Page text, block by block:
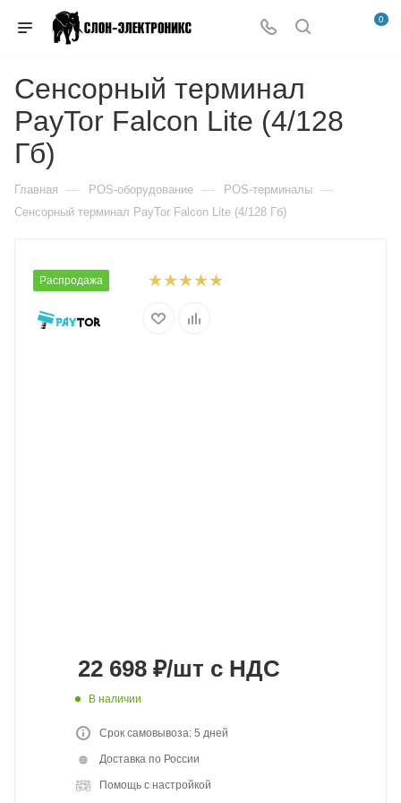
0
Сенсорный терминал
PayTor Falcon Lite (4/128
Гб)
Главная — POS-оборудование — POS-терминалы —
Сенсорный терминал PayTor Falcon Lite (4/128 Гб)
Распродажа
22 698 ₽/шт с НДС
В наличии
Срок самовывоза: 5 дней
Доставка по России
Помощь с настройкой